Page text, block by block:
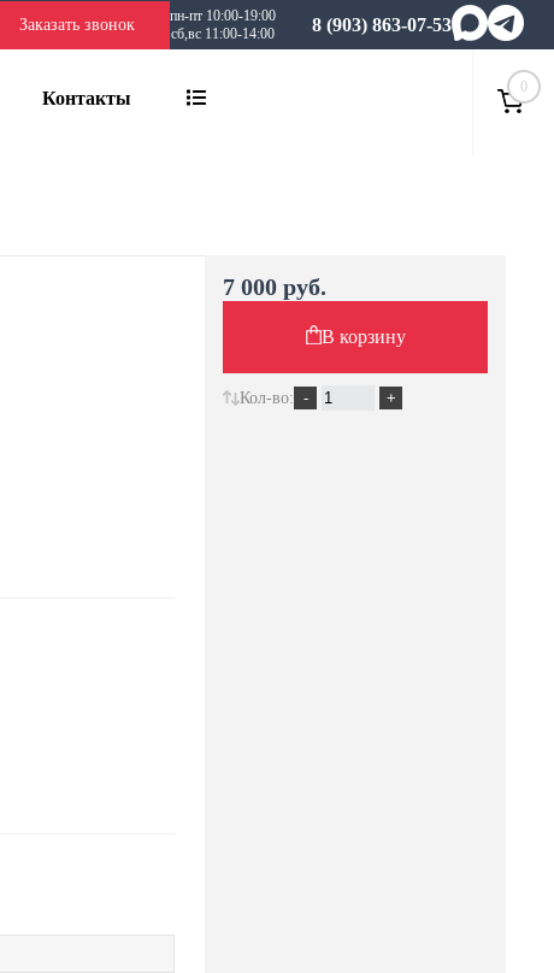
Заказать звонок
пн-пт 10:00-19:00
сб,вс 11:00-14:00
8 (903) 863-07-53
Контакты
0
7 000 руб.
В корзину
Кол-во: